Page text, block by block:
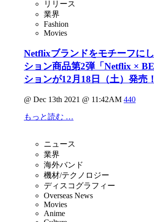
リリース
業界
Fashion
Movies
Netflixブランドをモチーフに
ション商品第2弾「Netflix ×
ションが12月18日（土）発売！
@ Dec 13th 2021 @ 11:42AM 440
もっと読む …
ニュース
業界
海外バンド
機材/テクノロジー
ディスコグラフィー
Overseas News
Movies
Anime